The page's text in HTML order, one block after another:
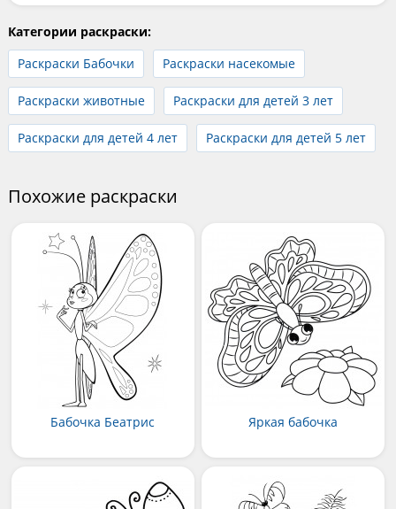
Категории раскраски:
Раскраски Бабочки
Раскраски насекомые
Раскраски животные Раскраски для детей 3 лет
Раскраски для детей 4 лет Раскраски для детей 5 лет
Похожие раскраски
Бабочка Беатрис Яркая бабочка